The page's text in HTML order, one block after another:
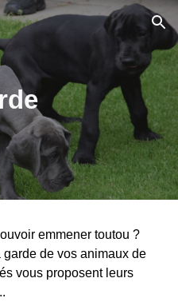
Skip to navigation
emmener toutou ?
de vos animaux de
vous proposent leurs